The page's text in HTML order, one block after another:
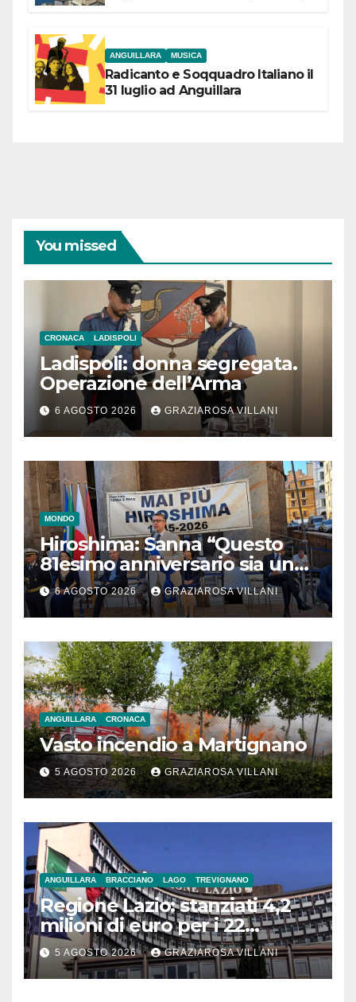
ANGUILLARA MUSICA
Radicanto e Soqquadro Italiano il
31 luglio ad Anguillara
You missed
CRONACA LADISPOLI
Ladispoli: donna segregata.
Operazione dell’Arma
6 AGOSTO 2026 GRAZIAROSA VILLANI
MONDO
Hiroshima: Sanna “Questo
81esimo anniversario sia un
monito per tutti”
6 AGOSTO 2026 GRAZIAROSA VILLANI
ANGUILLARA CRONACA
Vasto incendio a Martignano
5 AGOSTO 2026 GRAZIAROSA VILLANI
ANGUILLARA BRACCIANO LAGO TREVIGNANO
Regione Lazio: stanziati 4,2
milioni di euro per i 22
Comuni dell’Etruria
Meridionale
5 AGOSTO 2026 GRAZIAROSA VILLANI